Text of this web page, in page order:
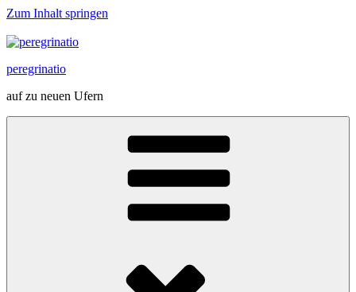
Zum Inhalt springen
peregrinatio
auf zu neuen Ufern